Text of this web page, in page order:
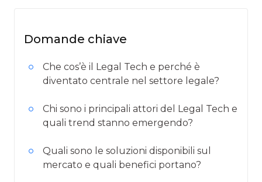
Domande chiave
Che cos’è il Legal Tech e perché è
diventato centrale nel settore legale?
Chi sono i principali attori del Legal Tech e
quali trend stanno emergendo?
Quali sono le soluzioni disponibili sul
mercato e quali benefici portano?